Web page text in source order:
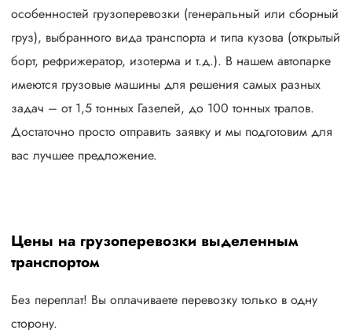
особенностей грузоперевозки (генеральный или сборный
груз), выбранного вида транспорта и типа кузова (открытый
борт, рефрижератор, изотерма и т.д.). В нашем автопарке
имеются грузовые машины для решения самых разных
задач – от 1,5 тонных Газелей, до 100 тонных тралов.
Достаточно просто отправить заявку и мы подготовим для
вас лучшее предложение.
Цены на грузоперевозки выделенным
транспортом
Без переплат! Вы оплачиваете перевозку только в одну
сторону.